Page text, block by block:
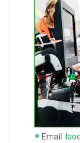
Email: